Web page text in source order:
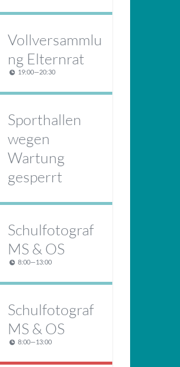
Vollversammlu
ng Elternrat
19:00—20:30
Sporthallen
wegen
Wartung
gesperrt
Schulfotograf
MS & OS
8:00—13:00
Schulfotograf
MS & OS
8:00—13:00